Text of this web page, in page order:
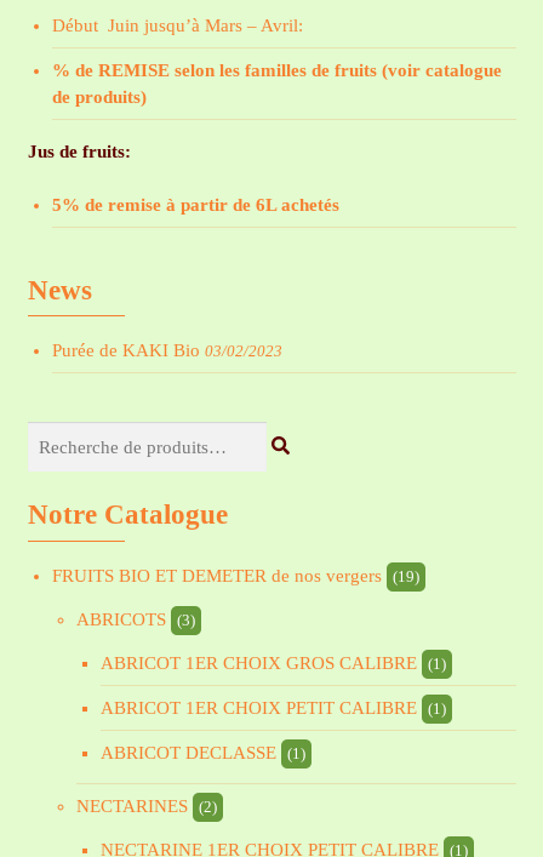
Début Juin jusqu’à Mars – Avril:
% de REMISE selon les familles de fruits (voir catalogue
de produits)
Jus de fruits:
5% de remise à partir de 6L achetés
News
Purée de KAKI Bio 03/02/2023
pour :
Notre Catalogue
FRUITS BIO ET DEMETER de nos vergers (19)
ABRICOTS (3)
ABRICOT 1ER CHOIX GROS CALIBRE (1)
ABRICOT 1ER CHOIX PETIT CALIBRE (1)
ABRICOT DECLASSE (1)
NECTARINES (2)
NECTARINE 1ER CHOIX PETIT CALIBRE (1)